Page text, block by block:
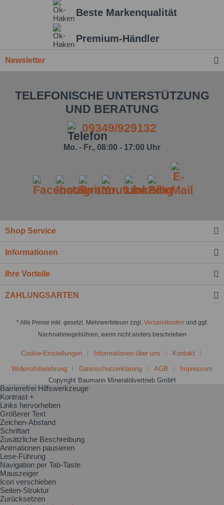
Ich habe dieDatenschutzbestimmungzur Kenntnis
Nachricht senden
Beste Markenqualität
Premium-Händler
Newsletter
TELEFONISCHE UNTERSTÜTZUNG
UND BERATUNG
09349/929132
Mo. - Fr., 08:00 - 17:00 Uhr
Shop Service
Informationen
Ihre Vorteile
ZAHLUNGSARTEN
* Alle Preise inkl. gesetzl. Mehrwertsteuer zzgl. Versandkosten und ggf.
Nachnahmegebühren, wenn nicht anders beschrieben
Cookie-Einstellungen Informationen über uns Kontakt
Widerrufsbelehrung Datenschutzerklärung AGB
Impressum
Copyright Baumann Mineralölvertrieb GmbH
Barrierefrei Hilfswerkzeuge
Kontrast +
Links hervorheben
Größerer Text
Zeichen-Abstand
Schriftart
Zusätzliche Beschreibung
Animationen pausieren
Lese-Führung
Navigation per Tab-Taste
Mauszeiger
Icon verschieben
Seiten-Struktur
Zurücksetzen